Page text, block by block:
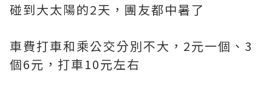
碰到大太陽的2天，團友都中暑了
車費打車和乘公交分別不大，2元一個、3
個6元，打車10元左右